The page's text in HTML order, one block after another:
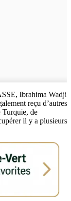
Ibrahima Wadji
reçu d’autres
de
il y a plusieurs